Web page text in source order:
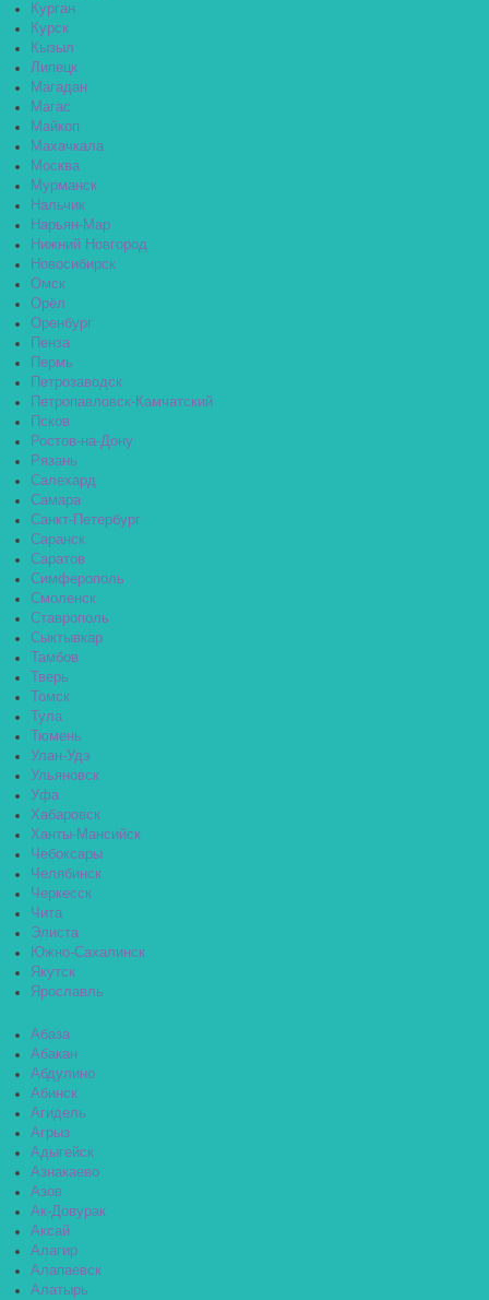
Курган
Курск
Кызыл
Липецк
Магадан
Магас
Майкоп
Махачкала
Москва
Мурманск
Нальчик
Нарьян-Мар
Нижний Новгород
Новосибирск
Омск
Орёл
Оренбург
Пенза
Пермь
Петрозаводск
Петропавловск-Камчатский
Псков
Ростов-на-Дону
Рязань
Салехард
Самара
Санкт-Петербург
Саранск
Саратов
Симферополь
Смоленск
Ставрополь
Сыктывкар
Тамбов
Тверь
Томск
Тула
Тюмень
Улан-Удэ
Ульяновск
Уфа
Хабаровск
Ханты-Мансийск
Чебоксары
Челябинск
Черкесск
Чита
Элиста
Южно-Сахалинск
Якутск
Ярославль
Абаза
Абакан
Абдулино
Абинск
Агидель
Агрыз
Адыгейск
Азнакаево
Азов
Ак-Довурак
Аксай
Алагир
Алапаевск
Алатырь